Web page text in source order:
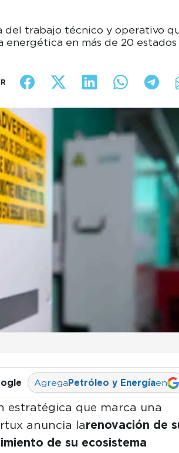
del trabajo técnico y operativo
en más de 20 estados
Agrega Petróleo y Energíaen
que marca una
anuncia larenovación de
de su ecosistema